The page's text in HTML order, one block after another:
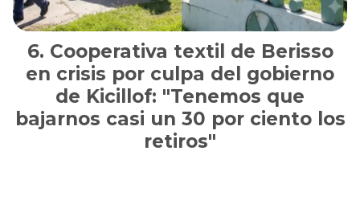
Cooperativa textil de Berisso
en crisis por culpa del gobierno
de Kicillof: "Tenemos que
bajarnos casi un 30 por ciento los
retiros"